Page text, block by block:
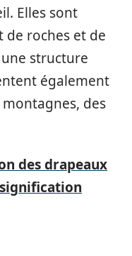
Elles sont
de roches et de
structure
également
des
des drapeaux